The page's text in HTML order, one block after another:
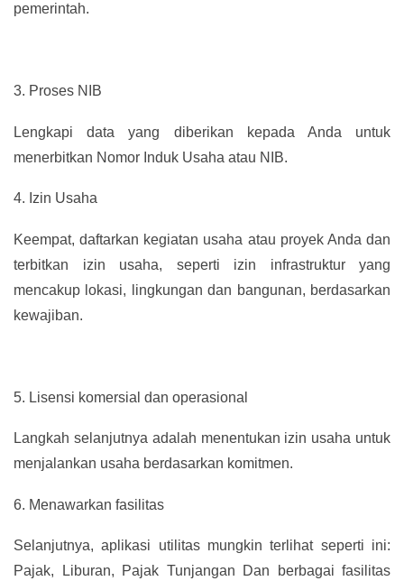
pemerintah.
3. Proses NIB
Lengkapi data yang diberikan kepada Anda untuk
menerbitkan Nomor Induk Usaha atau NIB.
4. Izin Usaha
Keempat, daftarkan kegiatan usaha atau proyek Anda dan
terbitkan izin usaha, seperti izin infrastruktur yang
mencakup lokasi, lingkungan dan bangunan, berdasarkan
kewajiban.
5. Lisensi komersial dan operasional
Langkah selanjutnya adalah menentukan izin usaha untuk
menjalankan usaha berdasarkan komitmen.
6. Menawarkan fasilitas
Selanjutnya, aplikasi utilitas mungkin terlihat seperti ini:
Pajak, Liburan, Pajak Tunjangan Dan berbagai fasilitas